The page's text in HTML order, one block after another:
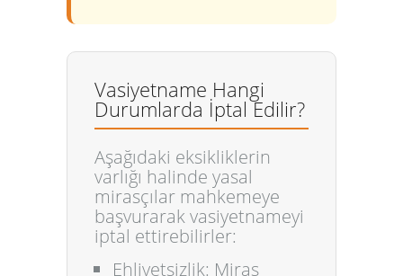
Vasiyetname Hangi
Durumlarda İptal Edilir?
Aşağıdaki eksikliklerin
varlığı halinde yasal
mirasçılar mahkemeye
başvurarak vasiyetnameyi
iptal ettirebilirler:
Ehliyetsizlik: Miras